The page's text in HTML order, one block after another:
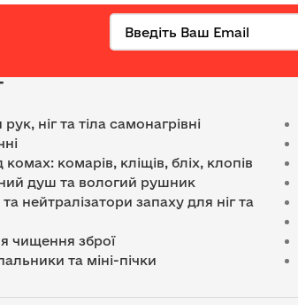
рук, ніг та тіла самонагрівні
комах: комарів, кліщів, бліх, клопів
душ та вологий рушник
нейтралізатори запаху для ніг та
чищення зброї
та міні-пічки